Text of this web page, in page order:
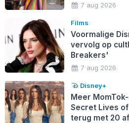
7 aug 2026
Films
Voormalige
vervolg op
Breakers'
7 aug 2026
Disney+
Meer
Secret Lives
terug met 20